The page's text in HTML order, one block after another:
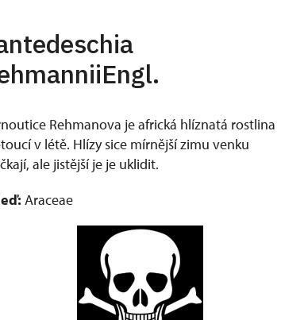
Rehmanova je africká hlíznatá rostlina
v létě. Hlízy sice mírnější zimu venku
ale jistější je je uklidit.
Araceae